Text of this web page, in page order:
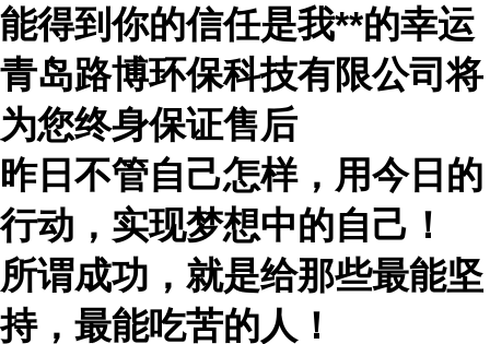
能得到你的信任是我**的幸运
青岛路博环保科技有限公司将
为您终身保证售后
昨日不管自己怎样，用今日的
行动，实现梦想中的自己！
所谓成功，就是给那些最能坚
持，最能吃苦的人！